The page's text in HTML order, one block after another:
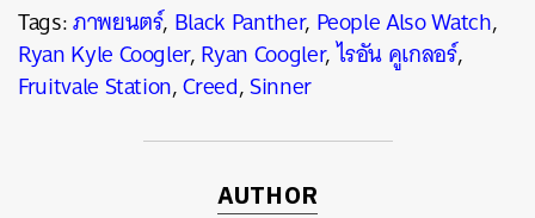
Tags:ภาพยนตร์, Black Panther, People Also Watch,
Ryan Kyle Coogler,Ryan Coogler,ไรอัน คูเกลอร์,
Fruitvale Station,Creed,Sinner
AUTHOR